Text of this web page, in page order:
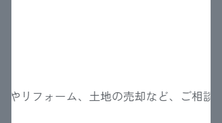
リフォーム、土地の売却など、ご相談随